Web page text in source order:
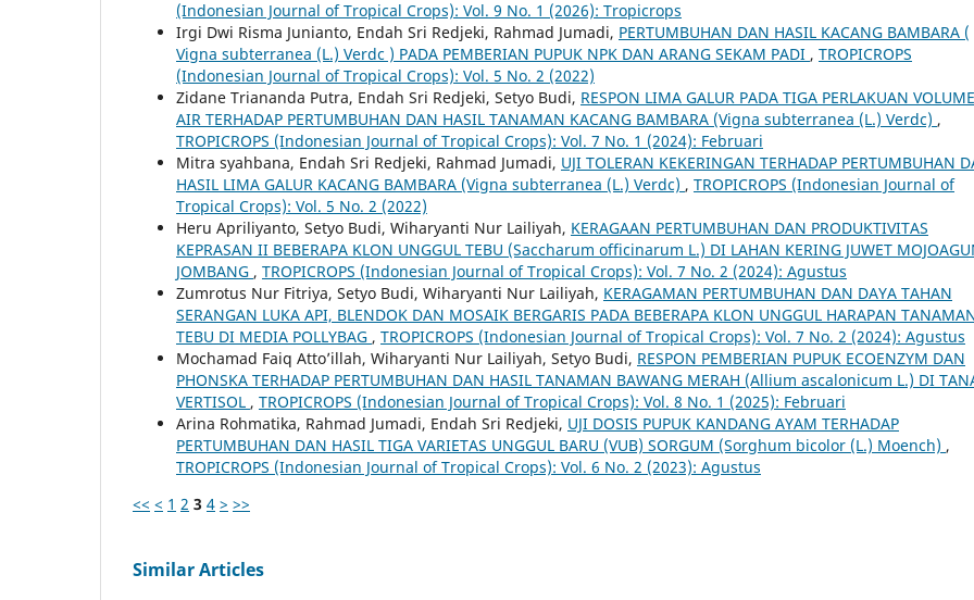
(Indonesian Journal of Tropical Crops): Vol. 9 No. 1 (2026): Tropicrops
Irgi Dwi Risma Junianto, Endah Sri Redjeki, Rahmad Jumadi, PERTUMBUHAN DAN HASIL KACANG BAMBARA (
Vigna subterranea (L.) Verdc ) PADA PEMBERIAN PUPUK NPK DAN ARANG SEKAM PADI , TROPICROPS
(Indonesian Journal of Tropical Crops): Vol. 5 No. 2 (2022)
Zidane Triananda Putra, Endah Sri Redjeki, Setyo Budi, RESPON LIMA GALUR PADA TIGA PERLAKUAN VOLUME
AIR TERHADAP PERTUMBUHAN DAN HASIL TANAMAN KACANG BAMBARA (Vigna subterranea (L.) Verdc) ,
TROPICROPS (Indonesian Journal of Tropical Crops): Vol. 7 No. 1 (2024): Februari
Mitra syahbana, Endah Sri Redjeki, Rahmad Jumadi, UJI TOLERAN KEKERINGAN TERHADAP PERTUMBUHAN
HASIL LIMA GALUR KACANG BAMBARA (Vigna subterranea (L.) Verdc) , TROPICROPS (Indonesian Journal of
Tropical Crops): Vol. 5 No. 2 (2022)
Heru Apriliyanto, Setyo Budi, Wiharyanti Nur Lailiyah, KERAGAAN PERTUMBUHAN DAN PRODUKTIVITAS
KEPRASAN II BEBERAPA KLON UNGGUL TEBU (Saccharum officinarum L.) DI LAHAN KERING JUWET
JOMBANG , TROPICROPS (Indonesian Journal of Tropical Crops): Vol. 7 No. 2 (2024): Agustus
Zumrotus Nur Fitriya, Setyo Budi, Wiharyanti Nur Lailiyah, KERAGAMAN PERTUMBUHAN DAN DAYA TAHAN
SERANGAN LUKA API, BLENDOK DAN MOSAIK BERGARIS PADA BEBERAPA KLON UNGGUL HARAPAN
TEBU DI MEDIA POLLYBAG , TROPICROPS (Indonesian Journal of Tropical Crops): Vol. 7 No. 2 (2024): Agustus
Mochamad Faiq Atto’illah, Wiharyanti Nur Lailiyah, Setyo Budi, RESPON PEMBERIAN PUPUK ECOENZYM DAN
PHONSKA TERHADAP PERTUMBUHAN DAN HASIL TANAMAN BAWANG MERAH (Allium ascalonicum L.) DI
VERTISOL , TROPICROPS (Indonesian Journal of Tropical Crops): Vol. 8 No. 1 (2025): Februari
Arina Rohmatika, Rahmad Jumadi, Endah Sri Redjeki, UJI DOSIS PUPUK KANDANG AYAM TERHADAP
PERTUMBUHAN DAN HASIL TIGA VARIETAS UNGGUL BARU (VUB) SORGUM (Sorghum bicolor (L.) Moench) ,
TROPICROPS (Indonesian Journal of Tropical Crops): Vol. 6 No. 2 (2023): Agustus
<< < 1 2 3 4 > >>
Similar Articles